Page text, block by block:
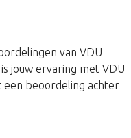
van VDU
jouw ervaring met VDU
een beoordeling achter